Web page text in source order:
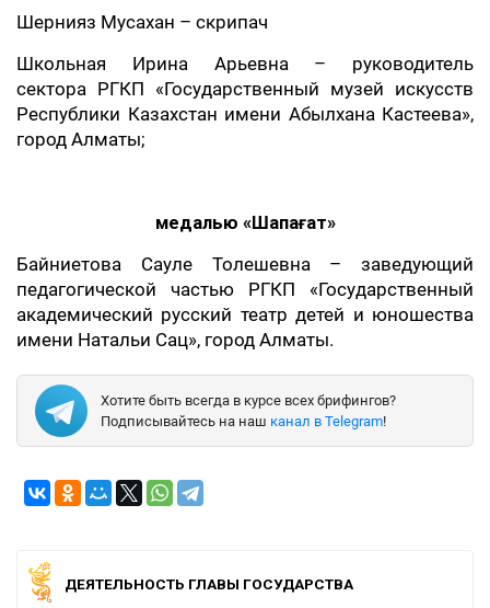
Шернияз Мусахан – скрипач
Школьная Ирина Арьевна – руководитель
сектора РГКП «Государственный музей искусств
Республики Казахстан имени Абылхана Кастеева»,
город Алматы;
медалью «Шапағат»
Байниетова Сауле Толешевна – заведующий
педагогической частью РГКП «Государственный
академический русский театр детей и юношества
имени Натальи Сац», город Алматы.
Хотите быть всегда в курсе всех брифингов?
Подписывайтесь на наш канал в Telegram!
ДЕЯТЕЛЬНОСТЬ ГЛАВЫ ГОСУДАРСТВА